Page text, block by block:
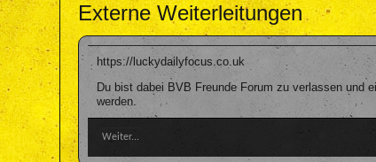
Externe Weiterleitungen
https://luckydailyfocus.co.uk
Du bist dabei BVB Freunde Forum zu verlassen und
werden.
Weiter...